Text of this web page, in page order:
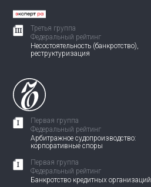
Третья группа
Федеральный рейтинг
Несостоятельность (банкротство),
реструктуризация
Первая группа
Федеральный рейтинг
Арбитражное судопроизводство:
корпоративные споры
Первая группа
Федеральный рейтинг
Банкротство кредитных организаций